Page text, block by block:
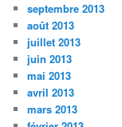
septembre 2013
août 2013
juillet 2013
juin 2013
mai 2013
avril 2013
mars 2013